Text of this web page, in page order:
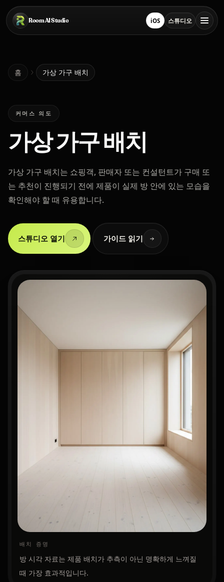
본문으로 건너뛰기
Room AI Studio
홈 iOSApp Store에서 다운로드
스튜디오스튜디오 열기
Room AI Studio
언어한국어
홈 가상 가구 배치
커머스 의도
가상 가구 배치
가상 가구 배치는 쇼핑객, 판매자 또는 컨설턴트가 구매 또
는 추천이 진행되기 전에 제품이 실제 방 안에 있는 모습을
확인해야 할 때 유용합니다.
스튜디오 열기 가이드 읽기
배치 증명
방 시각 자료는 제품 배치가 추측이 아닌 명확하게 느껴질
때 가장 효과적입니다.